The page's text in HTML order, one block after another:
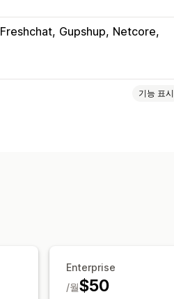
Freshchat Gupshup Netcore
기능 표시
Enterprise
$50
/월